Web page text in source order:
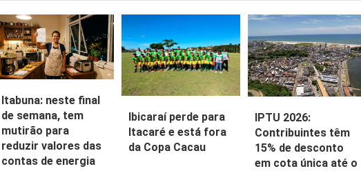
Itabuna: neste final
de semana, tem
mutirão para
reduzir valores das
contas de energia
Ibicaraí perde para
Itacaré e está fora
da Copa Cacau
IPTU 2026:
Contribuintes têm
15% de desconto
em cota única até o